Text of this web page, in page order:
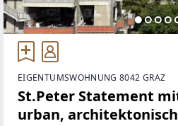
EIGENTUMSWOHNUNG 8042 GRAZ
St.Peter Statement
urban,